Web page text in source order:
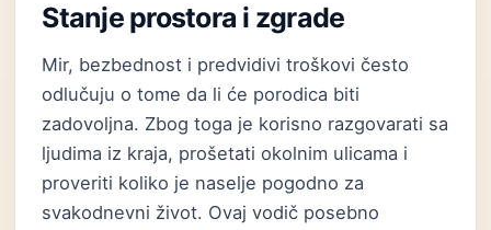
Stanje prostora i zgrade
Mir, bezbednost i predvidivi troškovi često
odlučuju o tome da li će porodica biti
zadovoljna. Zbog toga je korisno razgovarati sa
ljudima iz kraja, prošetati okolnim ulicama i
proveriti koliko je naselje pogodno za
svakodnevni život. Ovaj vodič posebno